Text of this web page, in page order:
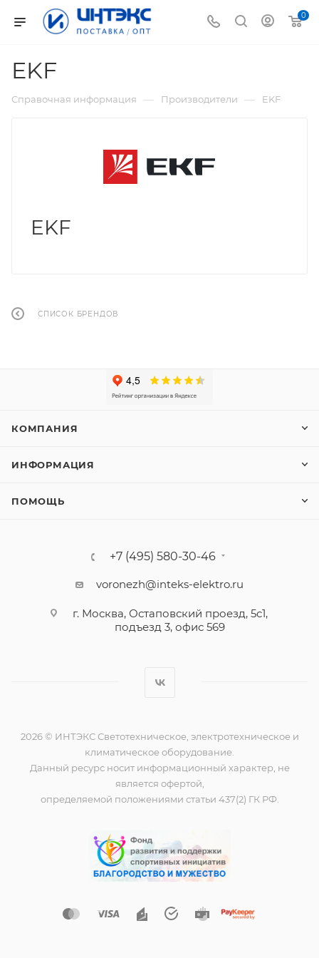
0
EKF
Справочная информация — Производители — EKF
EKF
СПИСОК БРЕНДОВ
КОМПАНИЯ
ИНФОРМАЦИЯ
ПОМОЩЬ
+7 (495) 580-30-46
voronezh@inteks-elektro.ru
г. Москва, Остаповский проезд, 5с1,
подъезд 3, офис 569
2026 © ИНТЭКС Светотехническое, электротехническое и
климатическое оборудование.
Данный ресурс носит информационный характер, не
является офертой,
определяемой положениями статьи 437(2) ГК РФ.